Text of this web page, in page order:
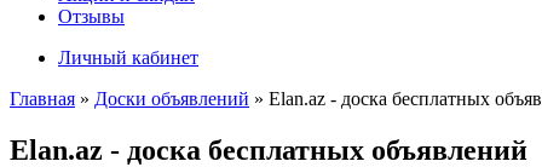
Отзывы
Личный кабинет
Главная » Доски объявлений » Elan.az - доска бесплатных
Elan.az - доска бесплатных объявлений